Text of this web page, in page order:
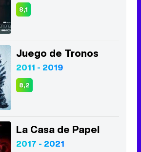
8,1
Juego de Tronos
2011 - 2019
8,2
La Casa de Papel
2017 - 2021